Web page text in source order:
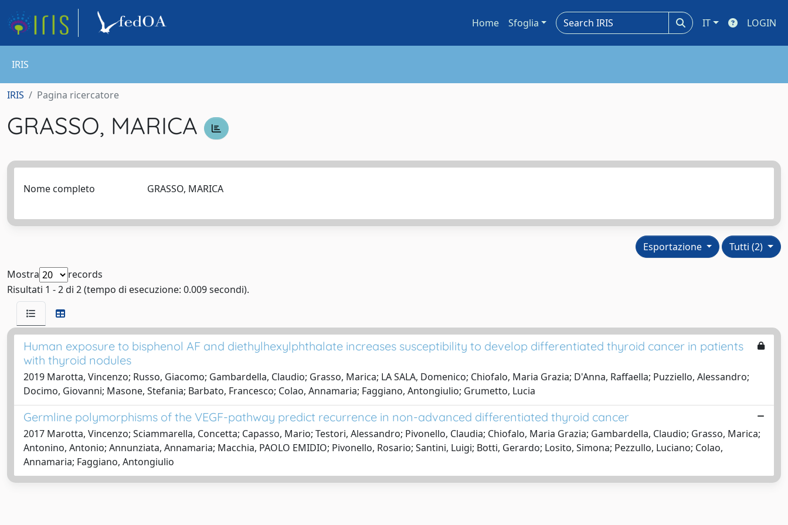
Home Sfoglia IT LOGIN
IRIS
IRIS Pagina ricercatore
GRASSO, MARICA
Nome completo GRASSO, MARICA
Tutti (2)
Esportazione
Mostra
records
Risultati 1 - 2 di 2 (tempo di esecuzione: 0.009 secondi).
Human exposure to bisphenol AF and diethylhexylphthalate increases susceptibility to develop differentiated thyroid cancer in patients
with thyroid nodules
2019 Marotta, Vincenzo; Russo, Giacomo; Gambardella, Claudio; Grasso, Marica; LA SALA, Domenico; Chiofalo, Maria Grazia; D'Anna, Raffaella; Puzziello, Alessandro;
Docimo, Giovanni; Masone, Stefania; Barbato, Francesco; Colao, Annamaria; Faggiano, Antongiulio; Grumetto, Lucia
Germline polymorphisms of the VEGF-pathway predict recurrence in non-advanced differentiated thyroid cancer
2017 Marotta, Vincenzo; Sciammarella, Concetta; Capasso, Mario; Testori, Alessandro; Pivonello, Claudia; Chiofalo, Maria Grazia; Gambardella, Claudio; Grasso, Marica;
Antonino, Antonio; Annunziata, Annamaria; Macchia, PAOLO EMIDIO; Pivonello, Rosario; Santini, Luigi; Botti, Gerardo; Losito, Simona; Pezzullo, Luciano; Colao,
Annamaria; Faggiano, Antongiulio